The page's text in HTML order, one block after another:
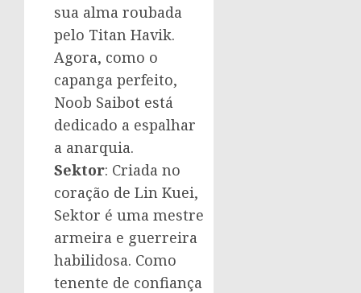
sua alma roubada
pelo Titan Havik.
Agora, como o
capanga perfeito,
Noob Saibot está
dedicado a espalhar
a anarquia.
Sektor: Criada no
coração de Lin Kuei,
Sektor é uma mestre
armeira e guerreira
habilidosa. Como
tenente de confiança